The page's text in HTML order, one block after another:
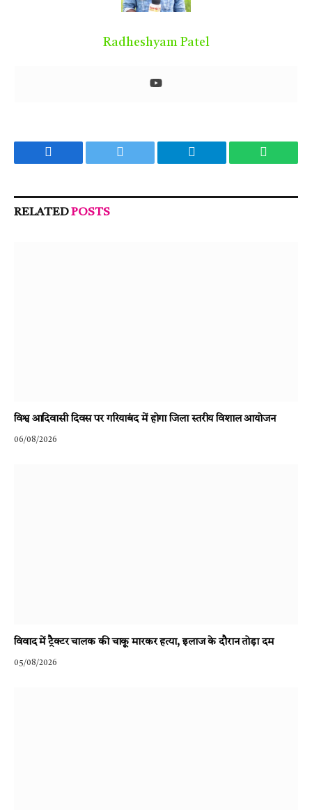
Radheshyam Patel
Facebook Twitter Telegram
RELATEDPOSTS
विश्व आदिवासी दिवस पर गरियाबंद में होगा जिला स्तरीय विशाल आयोजन
06/08/2026
विवाद में ट्रैक्टर चालक की चाकू मारकर हत्या, इलाज के दौरान तोड़ा दम
05/08/2026